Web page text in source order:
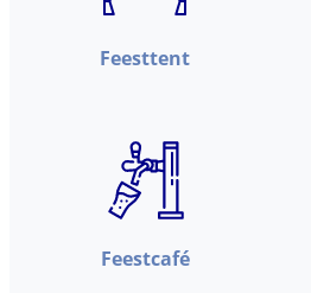
Feesttent
Feestcafé